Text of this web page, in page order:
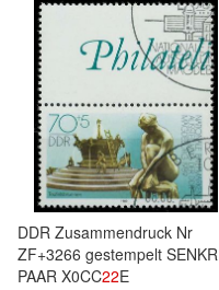
DDR Zusammendruck Nr
ZF+3266 gestempelt SENKR
PAAR X0CC22E